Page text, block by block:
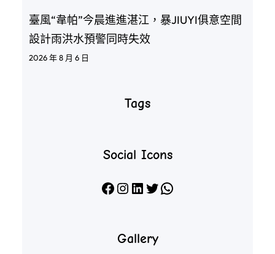
臺風“韋帕”今晨進進湛江，暴JIUYI俱意空間
設計雨洪水預警同時失效
2026 年 8 月 6 日
Tags
Social Icons
Facebook Instagram LinkedIn X WhatsApp
Gallery